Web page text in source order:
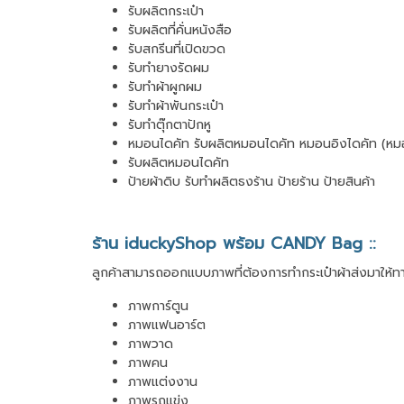
รับผลิตกระเป๋า
รับผลิตที่คั่นหนังสือ
รับสกรีนที่เปิดขวด
รับทำยางรัดผม
รับทำผ้าผูกผม
รับทำผ้าพันกระเป๋า
รับทำตุ๊กตาปักหู
หมอนไดคัท รับผลิตหมอนไดคัท หมอนอิงไดคัท (หม
รับผลิตหมอนไดคัท
ป้ายผ้าดิบ รับทำผลิตธงร้าน ป้ายร้าน ป้ายสินค้า
ร้าน iduckyShop พร้อม CANDY Bag ::
ลูกค้าสามารถออกแบบภาพที่ต้องการทำกระเป๋าผ้าส่งมาให้ท
ภาพการ์ตูน
ภาพแฟนอาร์ต
ภาพวาด
ภาพคน
ภาพแต่งงาน